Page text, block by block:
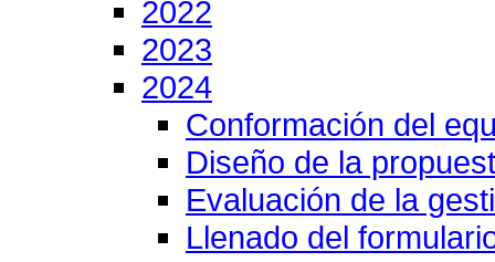
2022
2023
2024
Conformación del
Diseño de la
Evaluación de la
Llenado del